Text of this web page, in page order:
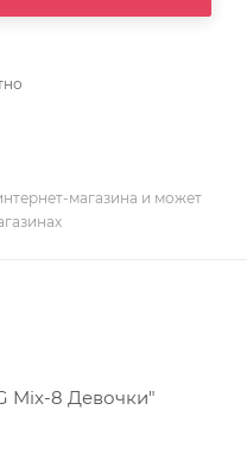
магазина и может
Mix-8 Девочки"